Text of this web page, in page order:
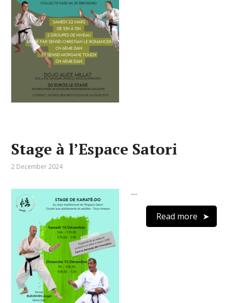
Stage à l’Espace Satori
2 December 2024
…
Read more